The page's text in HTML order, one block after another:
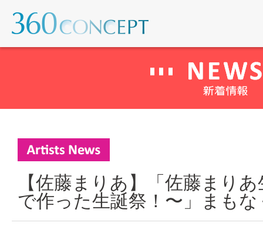
【佐藤まりあ】「佐藤まり
で作った生誕祭！〜」まも